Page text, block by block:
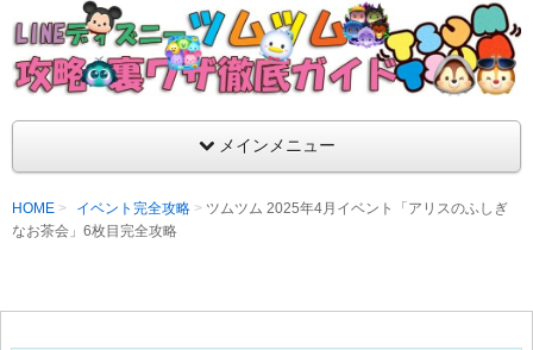
LINEディズニー ツムツム攻略・裏ワザ徹底
支持率No1！痒いところに手が届くツムツム攻略サイト！新ツ
ラ評価も丁寧に解説！ツムツムを120％楽しめるサイトを目指し
メインメニュー
HOME イベント完全攻略
ツムツム 2025年4月イベント「アリスのふしぎ
なお茶会」6枚目完全攻略